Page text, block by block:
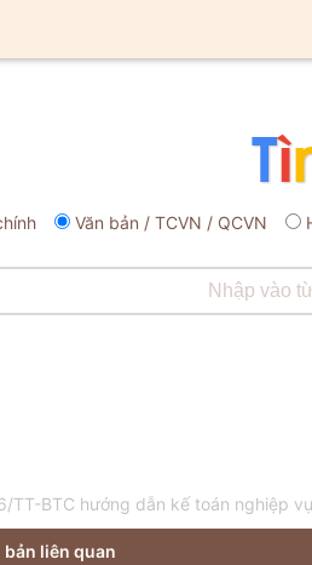
Văn bản / TCVN / QCVN
TT-BTC hướng dẫn kế toán nghiệp
bản liên quan